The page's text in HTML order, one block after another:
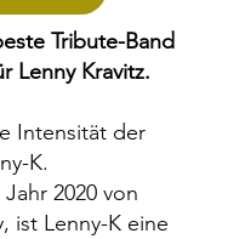
Tribute-Band
Lenny Kravitz.
Intensität der
K.
2020 von
ist Lenny-K eine